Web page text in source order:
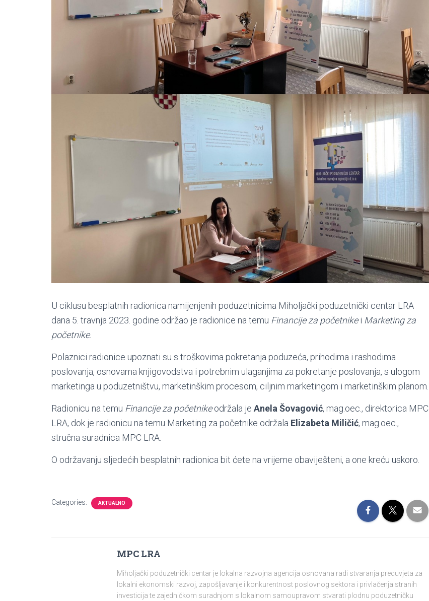
U ciklusu besplatnih radionica namijenjenih poduzetnicima Miholjački poduzetnički centar LRA
dana 5. travnja 2023. godine održao je radionice na temu Financije za početnikei Marketing za
početnike.
Polaznici radionice upoznati su s troškovima pokretanja poduzeća, prihodima i rashodima
poslovanja, osnovama knjigovodstva i potrebnim ulaganjima za pokretanje poslovanja, s ulogom
marketinga u poduzetništvu, marketinškim procesom, ciljnim marketingom i marketinškim planom.
Radionicu na temu Financije za početnikeodržala je Anela Šovagović, mag.oec., direktorica MPC
LRA, dok je radionicu na temu Marketing za početnike održala Elizabeta Miličić, mag.oec.,
stručna suradnica MPC LRA.
O održavanju sljedećih besplatnih radionica bit ćete na vrijeme obaviješteni, a one kreću uskoro.
Categories: AKTUALNO
MPC LRA
Miholjački poduzetnički centar je lokalna razvojna agencija osnovana radi stvaranja preduvjeta za
lokalni ekonomski razvoj, zapošljavanje i konkurentnost poslovnog sektora i privlačenja stranih
investicija te zajedničkom suradnjom s lokalnom samoupravom stvarati plodnu poduzetničku